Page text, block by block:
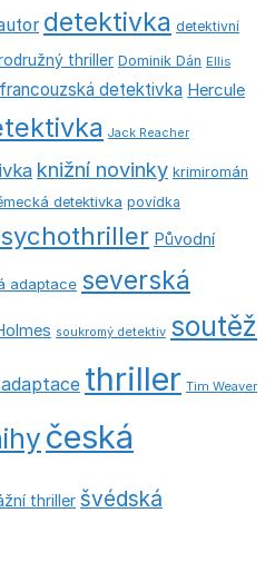
detektivka detektivní
thriller Dominik Dán Ellis
francouzská detektivka Hercule
Jack Reacher
knižní novinky krimiromán
detektivka povídka
Původní
adaptace severská
soukromý detektiv soutěž
thriller Tim Weaver
česká
thriller švédská